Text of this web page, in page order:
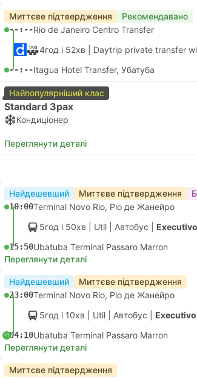
Миттєве підтвердження Рекомендавано
--:--Rio de Janeiro Centro Transfer
4год і 52хв | Daytrip private transfer
--:--Itagua Hotel Transfer, Убатуба
Найпопулярніший клас
Standard 3pax
Кондиціонер
Переглянути деталі
Найдешевший Миттєве підтвердження
10:00Terminal Novo Rio, Ріо де Жанейро
5год і 50хв | Util Автобус Executivo
15:50Ubatuba Terminal Passaro Marron
Переглянути деталі
Найдешевший Миттєве підтвердження
23:00Terminal Novo Rio, Ріо де Жанейро
5год і 10хв | Util Автобус Executivo
+104:10Ubatuba Terminal Passaro Marron
Переглянути деталі
Миттєве підтвердження